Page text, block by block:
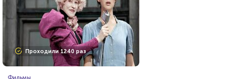
Проходили 1240 раз
Фильмы